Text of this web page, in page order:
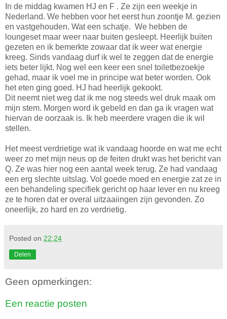
In de middag kwamen HJ en F . Ze zijn een weekje in
Nederland. We hebben voor het eerst hun zoontje M. gezien
en vastgehouden. Wat een schatje. We hebben de
loungeset maar weer naar buiten gesleept. Heerlijk buiten
gezeten en ik bemerkte zowaar dat ik weer wat energie
kreeg. Sinds vandaag durf ik wel te zeggen dat de energie
iets beter lijkt. Nog wel een keer een snel toiletbezoekje
gehad, maar ik voel me in principe wat beter worden. Ook
het eten ging goed. HJ had heerlijk gekookt.
Dit neemt niet weg dat ik me nog steeds wel druk maak om
mijn stem. Morgen word ik gebeld en dan ga ik vragen wat
hiervan de oorzaak is. Ik heb meerdere vragen die ik wil
stellen.
Het meest verdrietige wat ik vandaag hoorde en wat me echt
weer zo met mijn neus op de feiten drukt was het bericht van
Q. Ze was hier nog een aantal week terug. Ze had vandaag
een erg slechte uitslag. Vol goede moed en energie zat ze in
een behandeling specifiek gericht op haar lever en nu kreeg
ze te horen dat er overal uitzaaiingen zijn gevonden. Zo
oneerlijk, zo hard en zo verdrietig.
Posted on 22:24
Delen
Geen opmerkingen:
Een reactie posten